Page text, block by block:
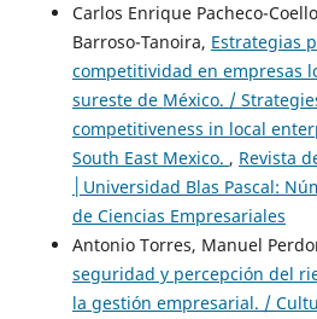
Carlos Enrique Pacheco-
Barroso-Tanoira, Estrategias
competitividad en empresas
sureste de México. /
competitiveness in local
South East Mexico. , Revista
│Universidad Blas Pascal:
de Ciencias Empresariales
Antonio Torres, Manuel
seguridad y percepción del
la gestión empresarial. /